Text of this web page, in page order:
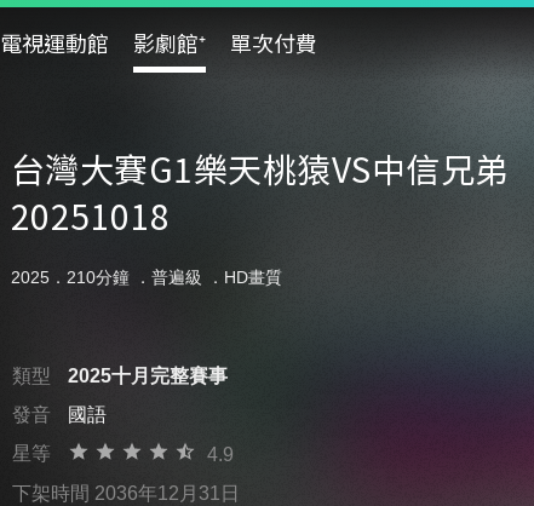
電視運動館 影劇館⁺ 單次付費
台灣大賽G1樂天桃猿VS中信兄弟
20251018
2025．210分鐘 ． 普遍級 ．HD畫質
類型
2025十月完整賽事
發音
國語
星等
4.9
下架時間 2036年12月31日